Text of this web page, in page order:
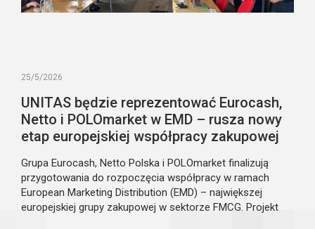
25/5/2026
UNITAS będzie reprezentować Eurocash,
Netto i POLOmarket w EMD – rusza nowy
etap europejskiej współpracy zakupowej
Grupa Eurocash, Netto Polska i POLOmarket finalizują
przygotowania do rozpoczęcia współpracy w ramach
European Marketing Distribution (EMD) – największej
europejskiej grupy zakupowej w sektorze FMCG. Projekt